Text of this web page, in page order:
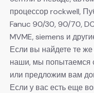
процессор rockwell,
Fanuc 90/30, 90/70,
MVME, siemens и
Если вы найдете те
наши, мы попытаемся
или предложим вам
Если у вас есть еще